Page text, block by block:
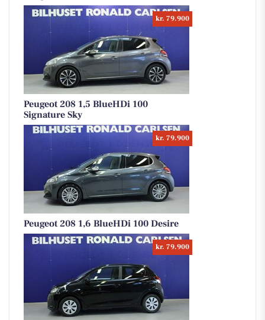
kr. 79.900
Peugeot 208 1,5 BlueHDi 100
Signature Sky
kr. 79.900
Peugeot 208 1,6 BlueHDi 100 Desire
kr. 79.900